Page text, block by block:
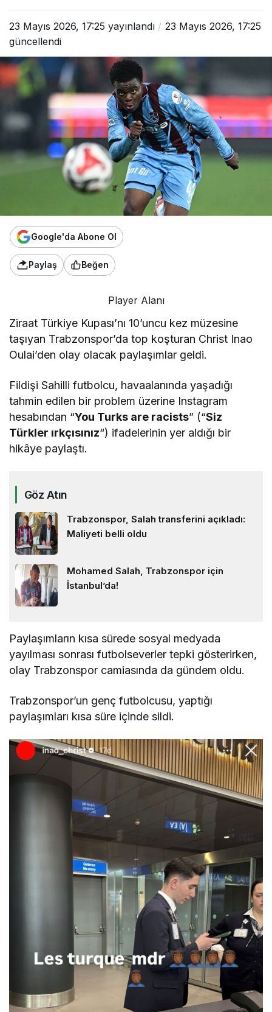
23 Mayıs 2026, 17:25 yayınlandı
23 Mayıs 2026, 17:25
güncellendi
Google'da Abone Ol
Paylaş Beğen
Player Alanı
Ziraat Türkiye Kupası’nı 10’uncu kez müzesine
taşıyan Trabzonspor’da top koşturan Christ Inao
Oulai’den olay olacak paylaşımlar geldi.
Fildişi Sahilli futbolcu, havaalanında yaşadığı
tahmin edilen bir problem üzerine Instagram
hesabından “You Turks are racists” (“Siz
Türkler ırkçısınız“) ifadelerinin yer aldığı bir
hikâye paylaştı.
Göz Atın
Trabzonspor, Salah transferini açıkladı:
Maliyeti belli oldu
Mohamed Salah, Trabzonspor için
İstanbul’da!
Paylaşımların kısa sürede sosyal medyada
yayılması sonrası futbolseverler tepki gösterirken,
olay Trabzonspor camiasında da gündem oldu.
Trabzonspor’un genç futbolcusu, yaptığı
paylaşımları kısa süre içinde sildi.